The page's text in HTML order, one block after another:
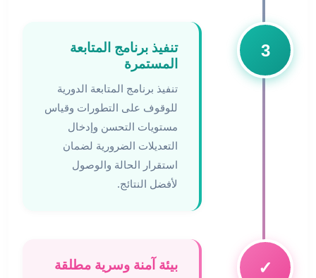
3
تنفيذ برنامج المتابعة
المستمرة
تنفيذ برنامج المتابعة الدورية
للوقوف على التطورات وقياس
مستويات التحسن وإدخال
التعديلات الضرورية لضمان
استقرار الحالة والوصول
لأفضل النتائج.
✓ بيئة آمنة وسرية مطلقة